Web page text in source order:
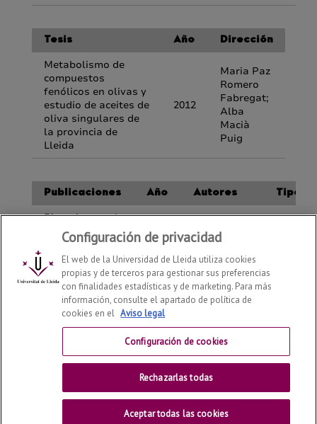
Departamento de Tecnología, Ingeniería y Ciencia de
© | Telf: +34 973 70 25 21
Contactar
Universitat de Lleida
Configuración de privacidad
El web de la Universidad de Lleida utiliza cookies
propias y de terceros para gestionar sus preferencias
con finalidades estadísticas y de marketing. Para más
información, consulte el apartado de política de
cookies en el Aviso legal
Configuración de cookies
Rechazarlas todas
Aceptar todas las cookies